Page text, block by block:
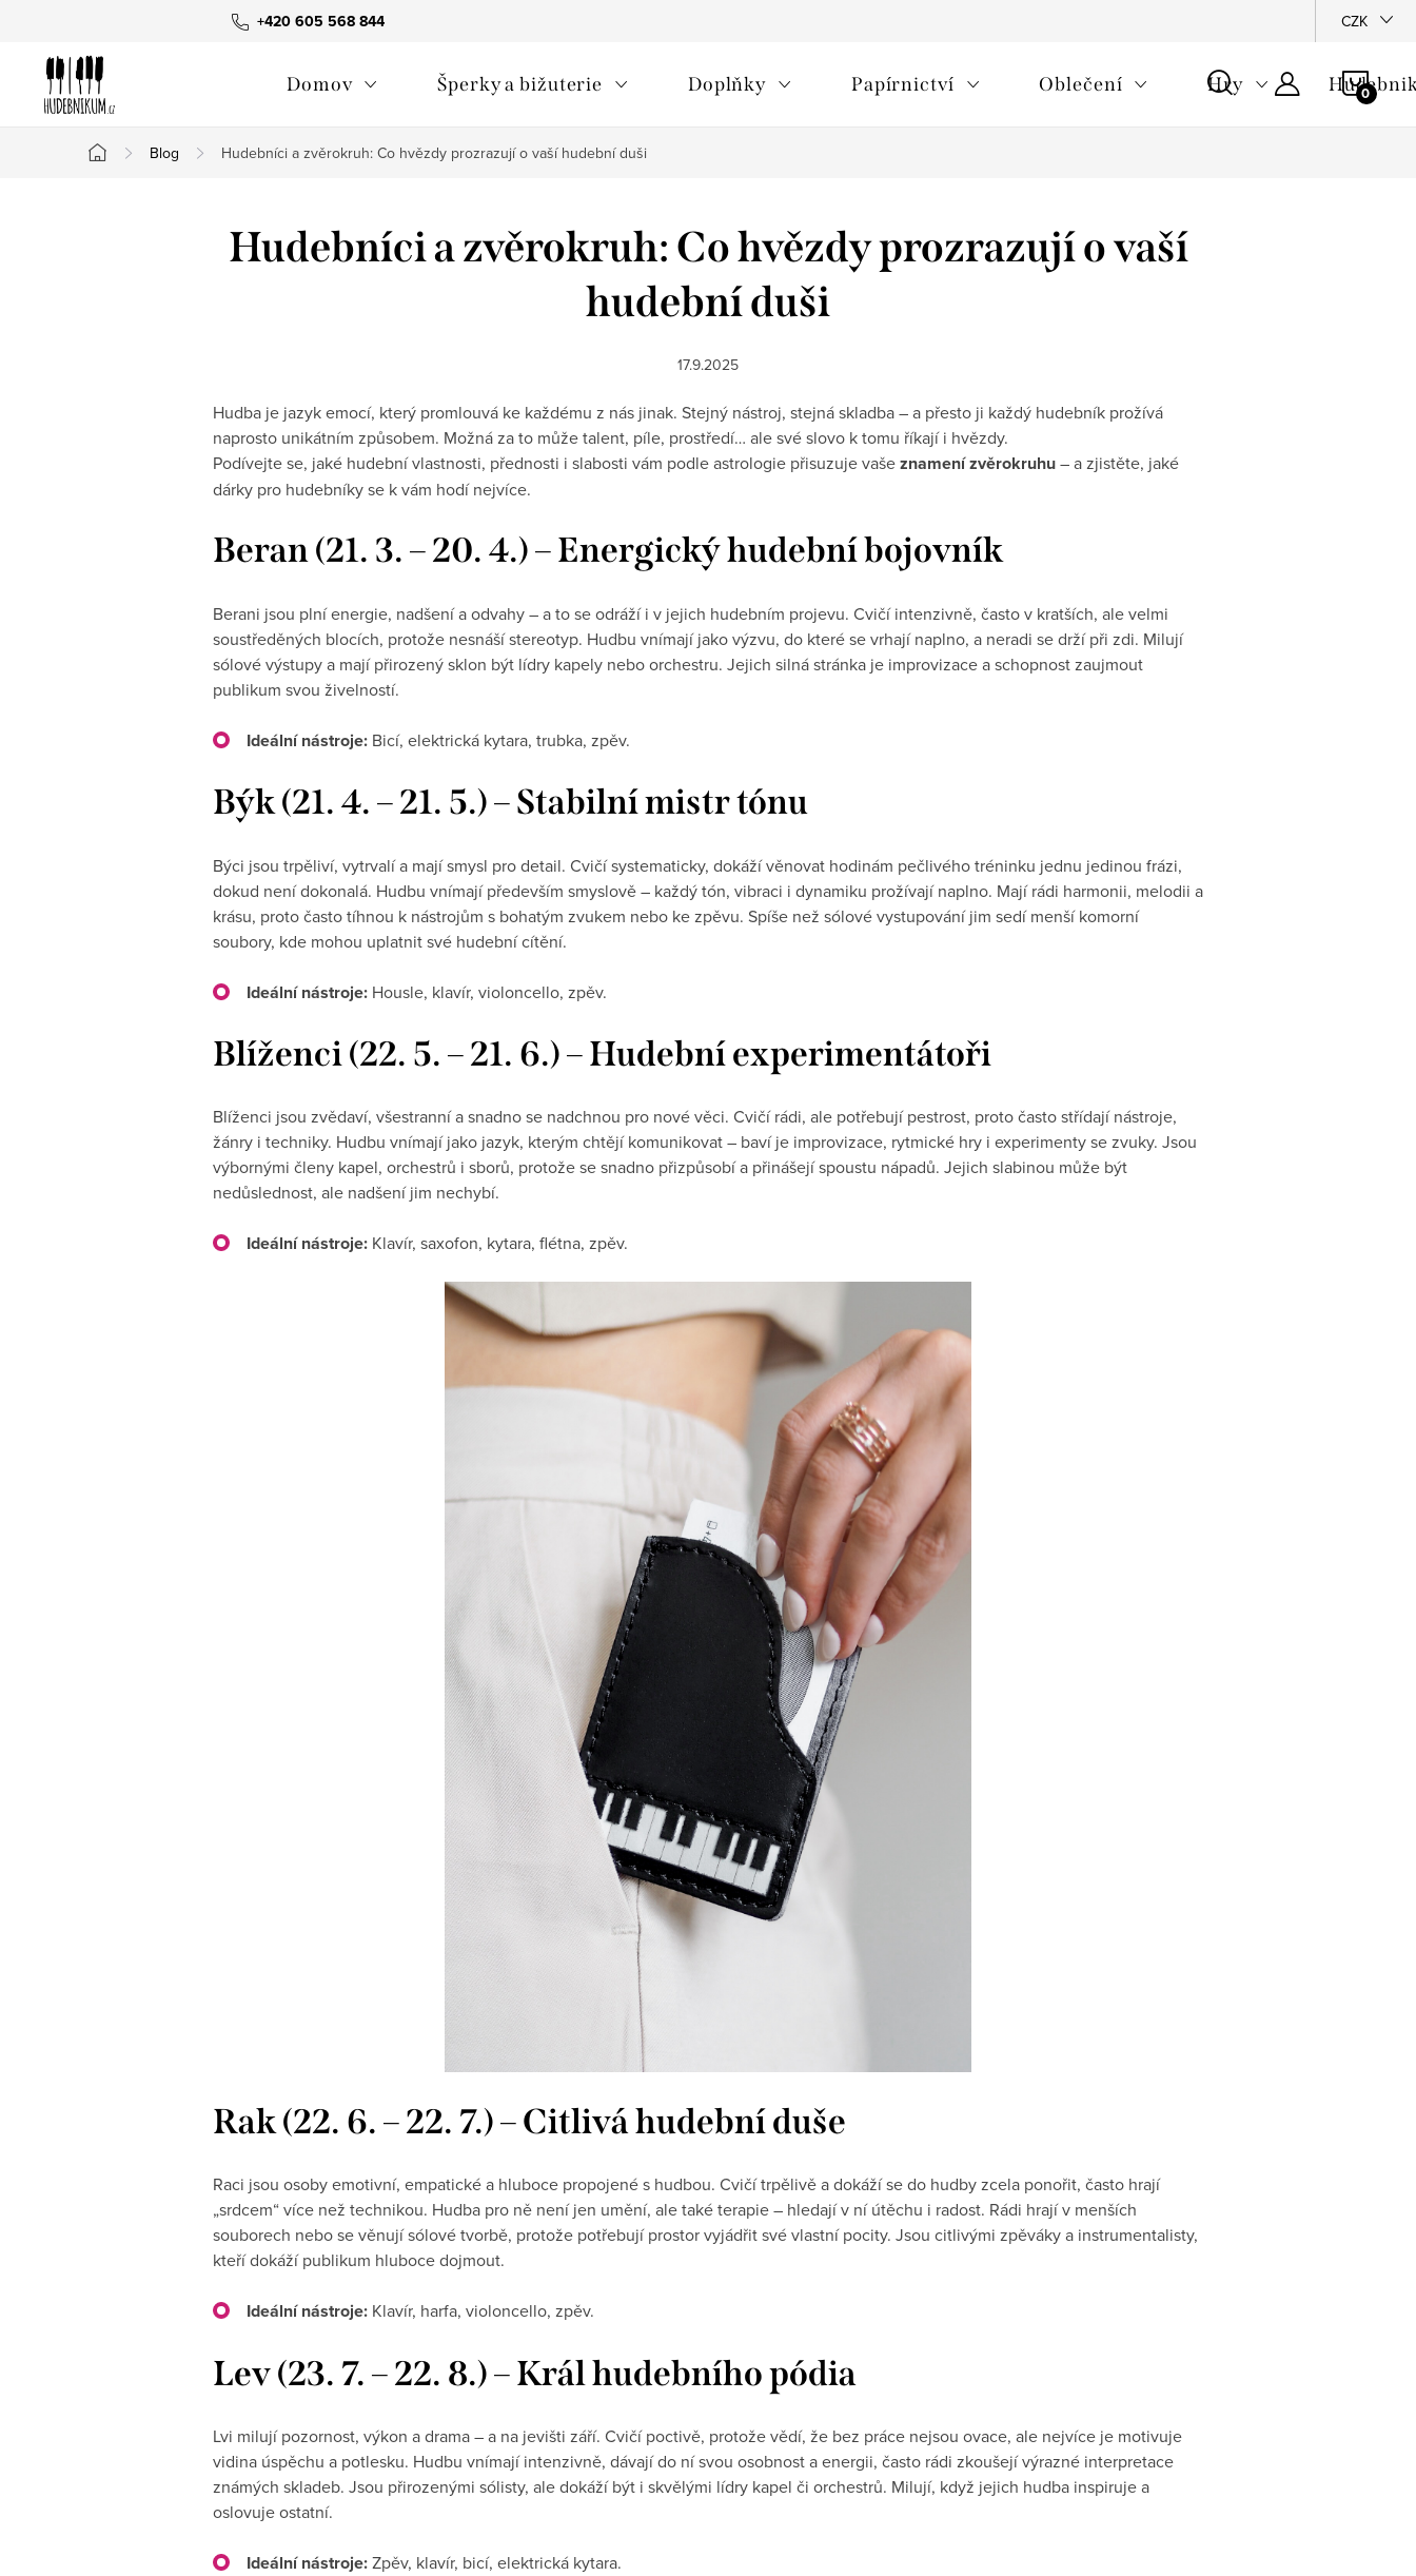
+420 605 568 844 CZK
Domov Šperky a bižuterie Doplňky Papírnictví Oblečení Hry
Domů
Blog Hudebníci a zvěrokruh: Co hvězdy prozrazují o vaší hudební duši
Hudebníci a zvěrokruh: Co hvězdy prozrazují o vaší
hudební duši
17.9.2025
Hudba je jazyk emocí, který promlouvá ke každému z nás jinak. Stejný nástroj, stejná skladba – a přesto ji každý hudebník prožívá
naprosto unikátním způsobem. Možná za to může talent, píle, prostředí… ale své slovo k tomu říkají i hvězdy.
Podívejte se, jaké hudební vlastnosti, přednosti i slabosti vám podle astrologie přisuzuje vašeznamení zvěrokruhu– a zjistěte, jaké
dárky pro hudebníky se k vám hodí nejvíce.
Beran (21. 3. – 20. 4.) – Energický hudební bojovník
Berani jsou plní energie, nadšení a odvahy – a to se odráží i v jejich hudebním projevu. Cvičí intenzivně, často v kratších, ale velmi
soustředěných blocích, protože nesnáší stereotyp. Hudbu vnímají jako výzvu, do které se vrhají naplno, a neradi se drží při zdi. Milují
sólové výstupy a mají přirozený sklon být lídry kapely nebo orchestru. Jejich silná stránka je improvizace a schopnost zaujmout
publikum svou živelností.
Ideální nástroje: Bicí, elektrická kytara, trubka, zpěv.
Býk (21. 4. – 21. 5.) – Stabilní mistr tónu
Býci jsou trpěliví, vytrvalí a mají smysl pro detail. Cvičí systematicky, dokáží věnovat hodinám pečlivého tréninku jednu jedinou frázi,
dokud není dokonalá. Hudbu vnímají především smyslově – každý tón, vibraci i dynamiku prožívají naplno. Mají rádi harmonii, melodii a
krásu, proto často tíhnou k nástrojům s bohatým zvukem nebo ke zpěvu. Spíše než sólové vystupování jim sedí menší komorní
soubory, kde mohou uplatnit své hudební cítění.
Ideální nástroje: Housle, klavír, violoncello, zpěv.
Blíženci (22. 5. – 21. 6.) – Hudební experimentátoři
Blíženci jsou zvědaví, všestranní a snadno se nadchnou pro nové věci. Cvičí rádi, ale potřebují pestrost, proto často střídají nástroje,
žánry i techniky. Hudbu vnímají jako jazyk, kterým chtějí komunikovat – baví je improvizace, rytmické hry i experimenty se zvuky. Jsou
výbornými členy kapel, orchestrů i sborů, protože se snadno přizpůsobí a přinášejí spoustu nápadů. Jejich slabinou může být
nedůslednost, ale nadšení jim nechybí.
Ideální nástroje: Klavír, saxofon, kytara, flétna, zpěv.
Rak (22. 6. – 22. 7.) – Citlivá hudební duše
Raci jsou osoby emotivní, empatické a hluboce propojené s hudbou. Cvičí trpělivě a dokáží se do hudby zcela ponořit, často hrají
„srdcem“ více než technikou. Hudba pro ně není jen umění, ale také terapie – hledají v ní útěchu i radost. Rádi hrají v menších
souborech nebo se věnují sólové tvorbě, protože potřebují prostor vyjádřit své vlastní pocity. Jsou citlivými zpěváky a instrumentalisty,
kteří dokáží publikum hluboce dojmout.
Ideální nástroje: Klavír, harfa, violoncello, zpěv.
Lev (23. 7. – 22. 8.) – Král hudebního pódia
Lvi milují pozornost, výkon a drama – a na jevišti září. Cvičí poctivě, protože vědí, že bez práce nejsou ovace, ale nejvíce je motivuje
vidina úspěchu a potlesku. Hudbu vnímají intenzivně, dávají do ní svou osobnost a energii, často rádi zkoušejí výrazné interpretace
známých skladeb. Jsou přirozenými sólisty, ale dokáží být i skvělými lídry kapel či orchestrů. Milují, když jejich hudba inspiruje a
oslovuje ostatní.
Ideální nástroje:Zpěv, klavír, bicí, elektrická kytara.